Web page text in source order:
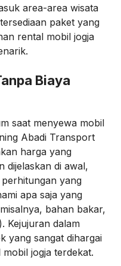
area-area wisata
paket yang
rental mobil jogja
Biaya
saat menyewa mobil
Abadi Transport
harga yang
dijelaskan di awal,
yang
apa saja yang
bahan bakar,
Kejujuran dalam
yang sangat dihargai
jogja terdekat.